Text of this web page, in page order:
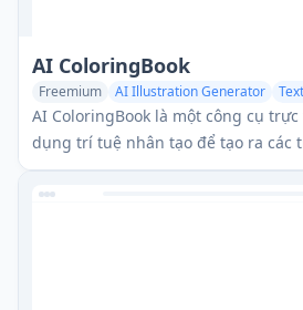
AI ColoringBook
Freemium AI Illustration Generator
AI Art &Design Creator
AI ColoringBook là một công cụ
dụng trí tuệ nhân tạo để tạo ra các
chỉnh từ ảnh hoặc mô tả văn bản.